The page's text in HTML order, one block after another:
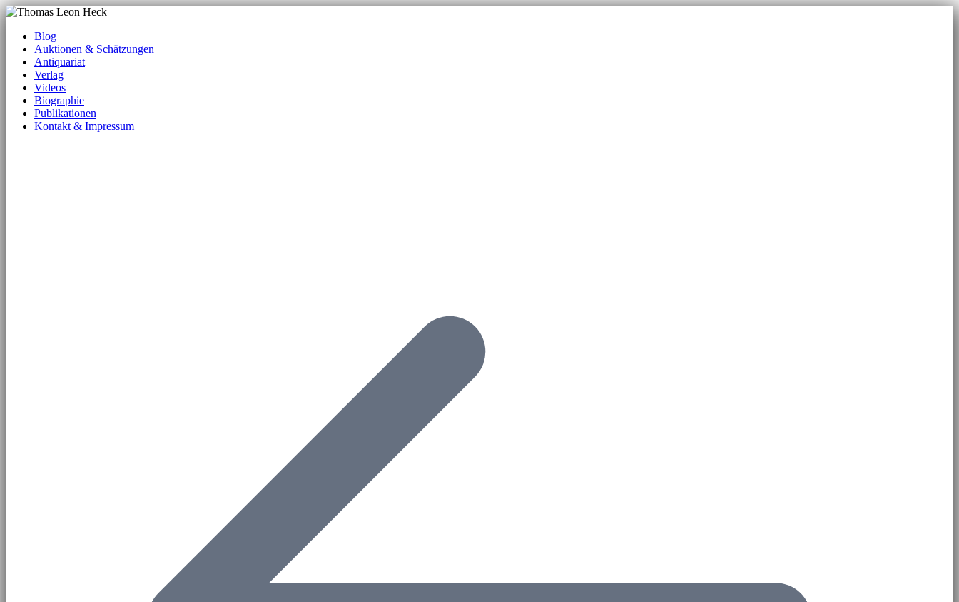
Blog
Auktionen & Schätzungen
Antiquariat
Verlag
Videos
Biographie
Publikationen
Kontakt & Impressum